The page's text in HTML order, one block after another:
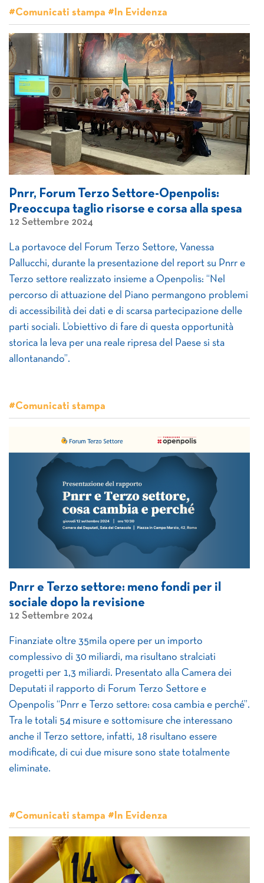
#Comunicati stampa #In Evidenza
Pnrr, Forum Terzo Settore-Openpolis:
Preoccupa taglio risorse e corsa alla spesa
12 Settembre 2024
La portavoce del Forum Terzo Settore, Vanessa
Pallucchi, durante la presentazione del report su Pnrr e
Terzo settore realizzato insieme a Openpolis: “Nel
percorso di attuazione del Piano permangono problemi
di accessibilità dei dati e di scarsa partecipazione delle
parti sociali. L’obiettivo di fare di questa opportunità
storica la leva per una reale ripresa del Paese si sta
allontanando”.
#Comunicati stampa
Pnrr e Terzo settore: meno fondi per il
sociale dopo la revisione
12 Settembre 2024
​Finanziate oltre 35mila opere per un importo
complessivo di 30 miliardi, ma risultano stralciati
progetti per 1,3 miliardi. Presentato alla Camera dei
Deputati il rapporto di Forum Terzo Settore e
Openpolis “Pnrr e Terzo settore: cosa cambia e perché”.
Tra le totali 54 misure e sottomisure che interessano
anche il Terzo settore, infatti, 18 risultano essere
modificate, di cui due misure sono state totalmente
eliminate.
#Comunicati stampa #In Evidenza